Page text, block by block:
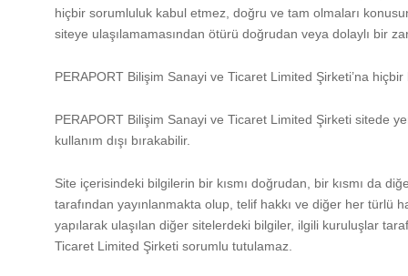
hiçbir sorumluluk kabul etmez, doğru ve tam olmaları
siteye ulaşılamamasından ötürü doğrudan veya dolaylı bir
PERAPORT Bilişim Sanayi ve Ticaret Limited Şirketi’na
PERAPORT Bilişim Sanayi ve Ticaret Limited Şirketi sitede
kullanım dışı bırakabilir.
Site içerisindeki bilgilerin bir kısmı doğrudan, bir kısmı da
tarafından yayınlanmakta olup, telif hakkı ve diğer her türlü
yapılarak ulaşılan diğer sitelerdeki bilgiler, ilgili kuruluşlar
Ticaret Limited Şirketi sorumlu tutulamaz.